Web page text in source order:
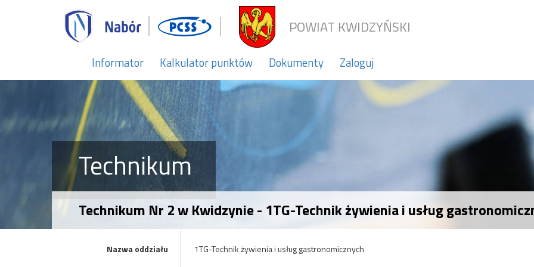
POWIAT KWIDZYŃSKI
Informator Kalkulator punktów Dokumenty Zaloguj
Technikum
Technikum Nr 2 w Kwidzynie - 1TG-Technik żywienia i usług
Nazwa oddziału 1TG-Technik żywienia i usług gastronomicznych